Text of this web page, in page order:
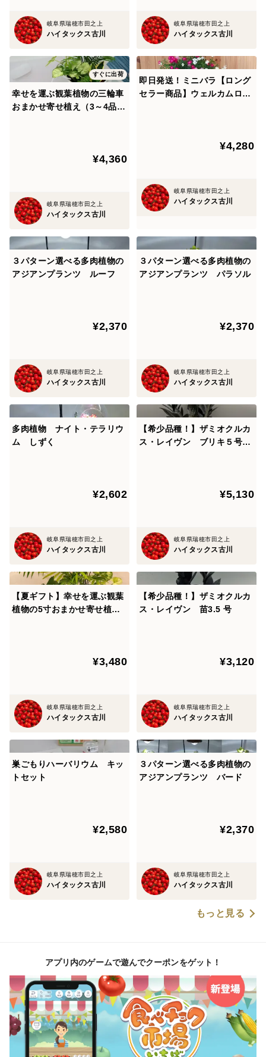
▼▼通年出荷できるようになりましたが、開花状況によ
り、多少遅れる場合がありますので、ご了承ください。
※食べチョクでは、商品が代行発送となるため依頼者様
のお名前がニックネームのみでの表示となります。
にお名前をフルネームでご記入いただけますようよろし
くお願いいたします。
岐阜県瑞穂市田之上
ハイタックス古川
岐阜県瑞穂市田之上
ハイタックス古川
すぐに出荷
幸せを運ぶ観葉植物の三輪車
おまかせ寄せ植え（3～4品
¥4,360
岐阜県瑞穂市田之上
ハイタックス古川
即日発送！ミニバラ【ロング
セラー商品】ウェルカムロー
¥4,280
岐阜県瑞穂市田之上
ハイタックス古川
３パターン選べる多肉植物の
アジアンプランツ ルーフ
¥2,370
岐阜県瑞穂市田之上
ハイタックス古川
３パターン選べる多肉植物の
アジアンプランツ パラソル
¥2,370
岐阜県瑞穂市田之上
ハイタックス古川
多肉植物 ナイト・テラリウ
ム しずく
¥2,602
岐阜県瑞穂市田之上
ハイタックス古川
【希少品種！】ザミオクルカ
ス・レイヴン ブリキ５号
¥5,130
岐阜県瑞穂市田之上
ハイタックス古川
【夏ギフト】幸せを運ぶ観葉
植物の5寸おまかせ寄せ植え
¥3,480
岐阜県瑞穂市田之上
ハイタックス古川
【希少品種！】ザミオクルカ
ス・レイヴン 苗3.5 号
¥3,120
岐阜県瑞穂市田之上
ハイタックス古川
巣ごもりハーバリウム キッ
トセット
¥2,580
岐阜県瑞穂市田之上
ハイタックス古川
３パターン選べる多肉植物の
アジアンプランツ バード
¥2,370
岐阜県瑞穂市田之上
ハイタックス古川
もっと見る
アプリ内のゲームで遊んでクーポンをゲット！